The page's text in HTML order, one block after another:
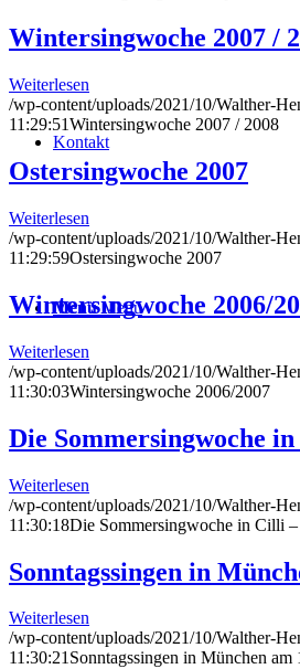
Kontakt
Menü Menü
Wintersingwoche 2007 /
Weiterlesen
/wp-content/uploads/2021/10/Walther-
11:29:51Wintersingwoche 2007 / 2008
Ostersingwoche 2007
Weiterlesen
/wp-content/uploads/2021/10/Walther-
11:29:59Ostersingwoche 2007
Wintersingwoche 2006/
Weiterlesen
/wp-content/uploads/2021/10/Walther-
11:30:03Wintersingwoche 2006/2007
Die Sommersingwoche
Weiterlesen
/wp-content/uploads/2021/10/Walther-
11:30:18Die Sommersingwoche in Cilli
Sonntagssingen in
Weiterlesen
/wp-content/uploads/2021/10/Walther-
11:30:21Sonntagssingen in München am